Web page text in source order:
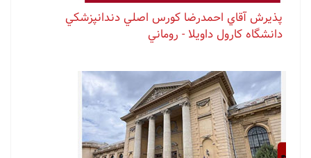
پذيرش آقاي احمدرضا كورس اصلي دندانپزشكي
دانشگاه كارول داويلا - روماني